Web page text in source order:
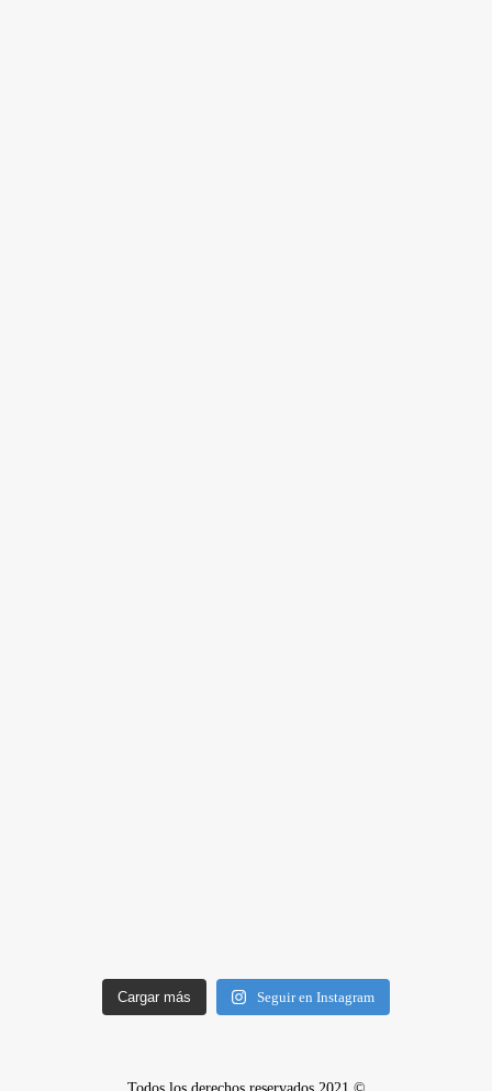
Cargar más Seguir en Instagram